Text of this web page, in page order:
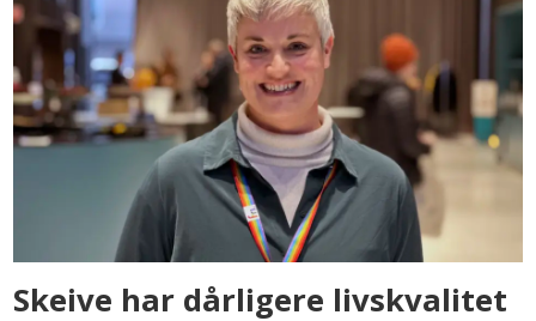
Skeive har dårligere livskvalitet